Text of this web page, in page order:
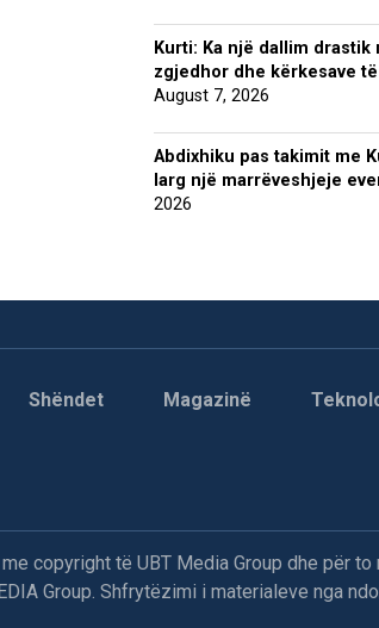
Kurti: Ka një dallim
zgjedhor dhe kërkesave
August 7, 2026
Abdixhiku pas takimit me
larg një marrëveshjeje
2026
Shëndet Magazinë
copyright të UBT Media Group dhe për
Group. Shfrytëzimi i materialeve nga